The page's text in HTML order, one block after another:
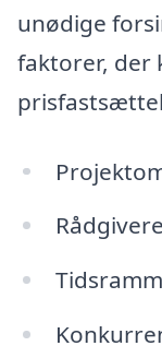
unødige
faktorer, der